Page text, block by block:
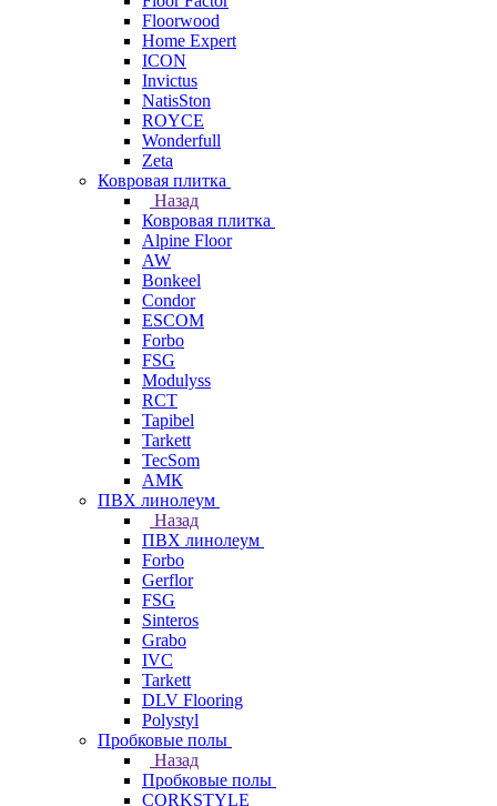
Floorwood
Home Expert
ICON
Invictus
NatisSton
ROYCE
Wonderfull
Zeta
Ковровая плитка
Назад
Ковровая плитка
Alpine Floor
AW
Bonkeel
Condor
ESCOM
Forbo
FSG
Modulyss
RCT
Tapibel
Tarkett
TecSom
АМК
ПВХ линолеум
Назад
ПВХ линолеум
Forbo
Gerflor
FSG
Sinteros
Grabo
IVC
Tarkett
DLV Flooring
Polystyl
Пробковые полы
Назад
Пробковые полы
CORKSTYLE